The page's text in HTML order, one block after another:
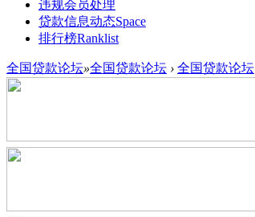
违规会员处理
贷款信息动态Space
排行榜Ranklist
全国贷款论坛»全国贷款论坛 › 全国贷款论坛